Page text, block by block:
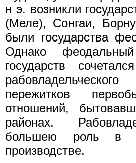
н э. возникли
(Меле), Сонгаи,
были государства
Однако
государств
пережитков
отношений,
районах.
большею роль в
производстве.